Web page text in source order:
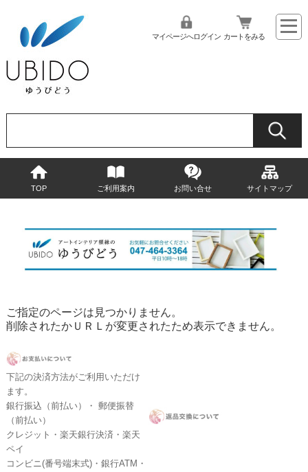
マイページへログイン カートをみる
TOP ご利用案内 お問い合せ サイトマップ
ご指定のページは見つかりません。
削除されたかＵＲＬが変更されたため表示できません。
下記の決済方法がご利用いただけ
ます。
銀行振込（前払い）・ 郵便振替
（前払い）
クレジット・楽天銀行決済・楽天
ペイ
コンビニ(番号端末式)・銀行ATM・